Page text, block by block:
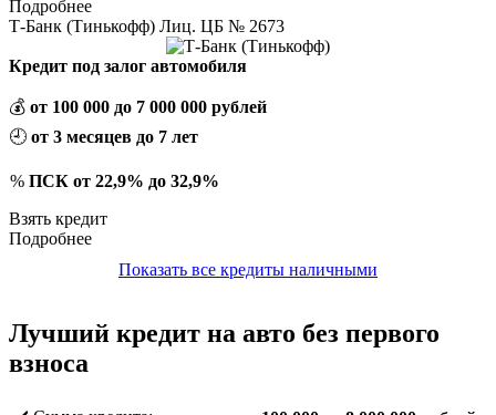
Подробнее
Т-Банк (Тинькофф) Лиц. ЦБ № 2673
Кредит под залог автомобиля
💰 от 100 000 до 7 000 000 рублей
🕘 от 3 месяцев до 7 лет
% ПСК от 22,9% до 32,9%
Взять кредит
Подробнее
Показать все кредиты наличными
Лучший кредит на авто без первого
взноса